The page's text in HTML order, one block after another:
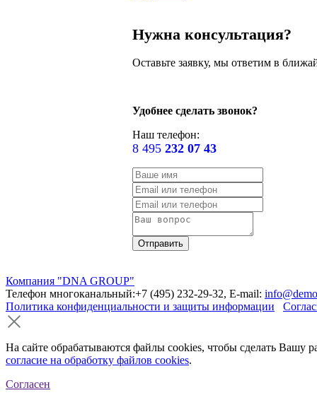
Нужна консультация?
Оставьте заявку, мы ответим в
Удобнее сделать звонок?
Наш телефон:
8 495 232 07 43
Компания "DNA GROUP"
Телефон многоканальный:+7 (495) 232-29-32, E-mail:
Политика конфиденциальности и защиты информации
На сайте обрабатываются файлы cookies, чтобы сделать Вашу
согласие на обработку файлов cookies.
Согласен